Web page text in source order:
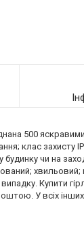
500
клас захисту
чи на
хвильовий;
Купити
У всіх